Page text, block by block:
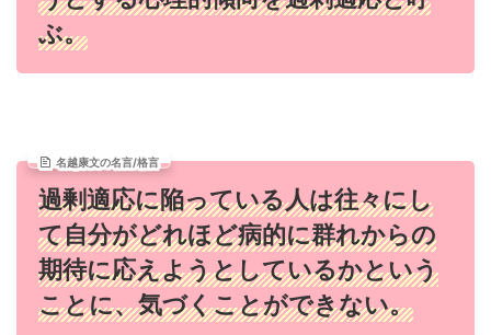
ぶ。
名越康文の名言/格言
過剰適応に陥っている人は往々にし
て自分がどれほど病的に群れからの
期待に応えようとしているかという
ことに、気づくことができない。